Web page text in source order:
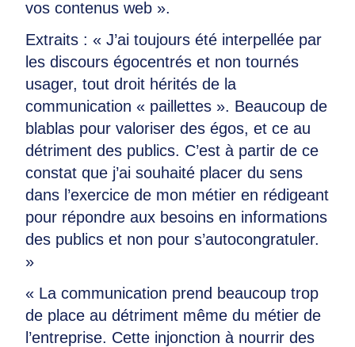
vos contenus web ».
Extraits : « J’ai toujours été interpellée par
les discours égocentrés et non tournés
usager, tout droit hérités de la
communication « paillettes ». Beaucoup de
blablas pour valoriser des égos, et ce au
détriment des publics. C’est à partir de ce
constat que j’ai souhaité placer du sens
dans l’exercice de mon métier en rédigeant
pour répondre aux besoins en informations
des publics et non pour s’autocongratuler.
»
« La communication prend beaucoup trop
de place au détriment même du métier de
l’entreprise. Cette injonction à nourrir des